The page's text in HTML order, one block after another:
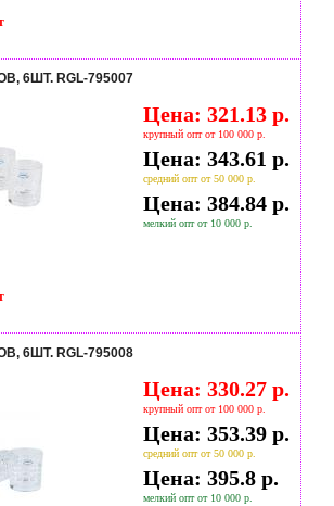
6ШТ. RGL-795007
Цена: 321.13 р.
крупный опт от 100 000 р.
Цена: 343.61 р.
средний опт от 50 000 р.
Цена: 384.84 р.
мелкий опт от 10 000 р.
6ШТ. RGL-795008
Цена: 330.27 р.
крупный опт от 100 000 р.
Цена: 353.39 р.
средний опт от 50 000 р.
Цена: 395.8 р.
мелкий опт от 10 000 р.